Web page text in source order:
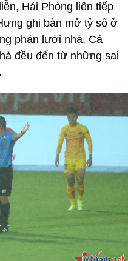
Hải Phòng liên tiếp
ghi bàn mở tỷ số ở
phản lưới nhà. Cả
đều đến từ những sai